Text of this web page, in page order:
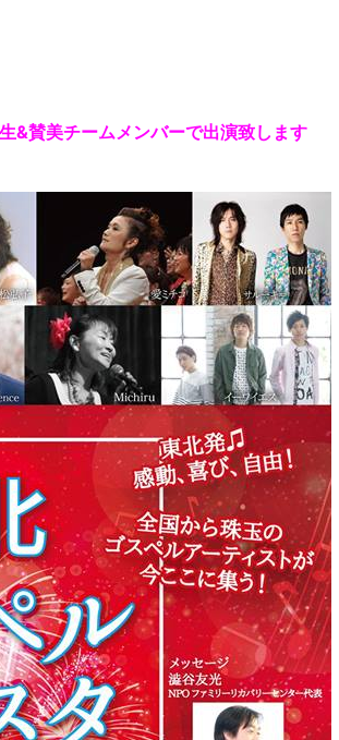
&賛美チームメンバーで出演致します